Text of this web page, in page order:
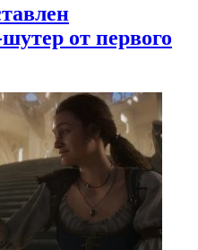
от первого